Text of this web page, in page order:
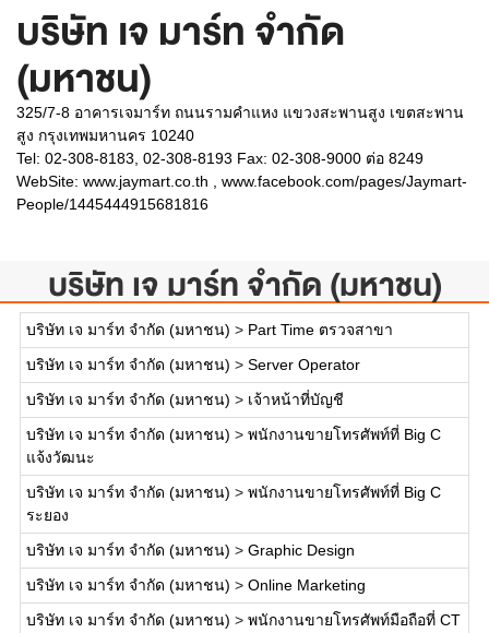
บริษัท เจ มาร์ท จำกัด
(มหาชน)
325/7-8 อาคารเจมาร์ท ถนนรามคำแหง แขวงสะพานสูง เขตสะพาน
สูง กรุงเทพมหานคร 10240
Tel: 02-308-8183, 02-308-8193 Fax: 02-308-9000 ต่อ 8249
WebSite: www.jaymart.co.th , www.facebook.com/pages/Jaymart-
People/1445444915681816
บริษัท เจ มาร์ท จำกัด (มหาชน)
บริษัท เจ มาร์ท จำกัด (มหาชน) > Part Time ตรวจสาขา
บริษัท เจ มาร์ท จำกัด (มหาชน) > Server Operator
บริษัท เจ มาร์ท จำกัด (มหาชน) > เจ้าหน้าที่บัญชี
บริษัท เจ มาร์ท จำกัด (มหาชน) > พนักงานขายโทรศัพท์ที่ Big C
แจ้งวัฒนะ
บริษัท เจ มาร์ท จำกัด (มหาชน) > พนักงานขายโทรศัพท์ที่ Big C
ระยอง
บริษัท เจ มาร์ท จำกัด (มหาชน) > Graphic Design
บริษัท เจ มาร์ท จำกัด (มหาชน) > Online Marketing
บริษัท เจ มาร์ท จำกัด (มหาชน) > พนักงานขายโทรศัพท์มือถือที่ CT